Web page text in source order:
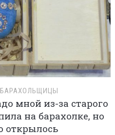
мной из-за старого
на барахолке, но
открылось